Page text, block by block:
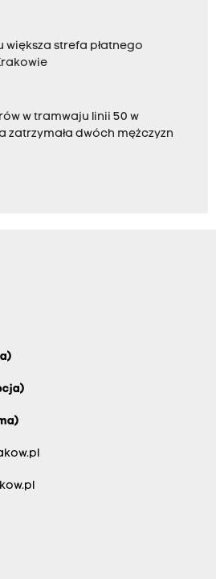
większa strefa płatnego
w tramwaju linii 50 w
zatrzymała dwóch mężczyzn